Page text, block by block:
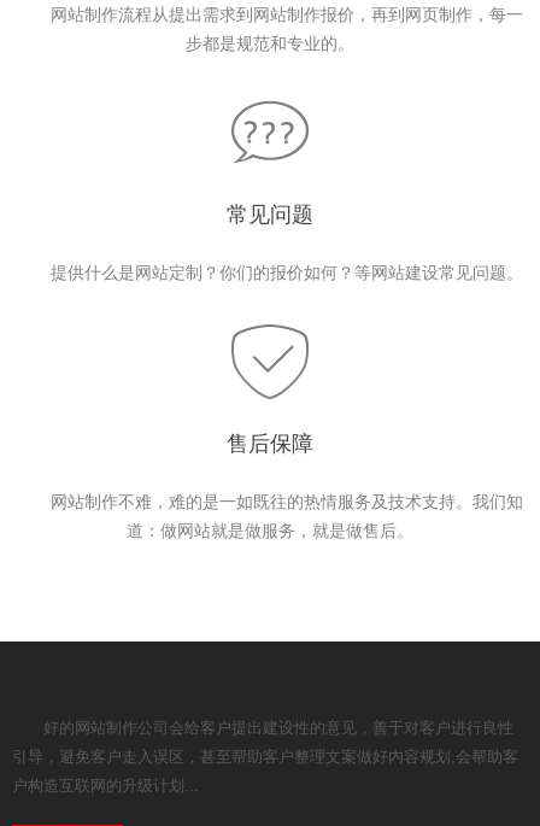
网站制作流程从提出需求到网站制作报价，再到网页制作，每一
步都是规范和专业的。
常见问题
提供什么是网站定制？你们的报价如何？等网站建设常见问题。
售后保障
网站制作不难，难的是一如既往的热情服务及技术支持。我们知
道：做网站就是做服务，就是做售后。
好的网站制作公司会给客户提出建设性的意见，善于对客户进行良性
引导，避免客户走入误区，甚至帮助客户整理文案做好内容规划,会帮助客
户构造互联网的升级计划...